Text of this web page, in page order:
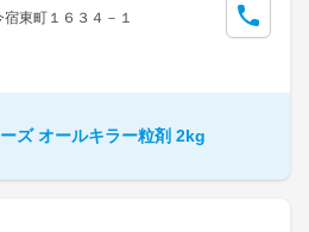
東町１６３４－１
ズ オールキラー粒剤 2kg